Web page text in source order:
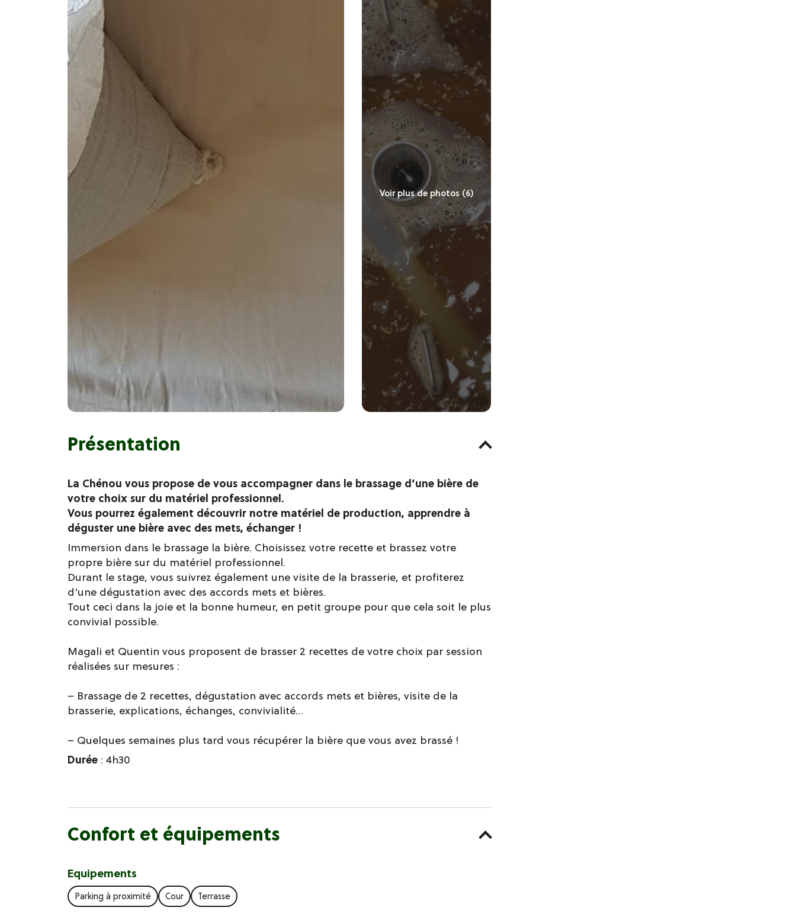
Voir plus de photos (6)
Présentation
La Chénou vous propose de vous accompagner dans le brassage d’une bière de
votre choix sur du matériel professionnel.
Vous pourrez également découvrir notre matériel de production, apprendre à
déguster une bière avec des mets, échanger !
Immersion dans le brassage la bière. Choisissez votre recette et brassez votre
propre bière sur du matériel professionnel.
Durant le stage, vous suivrez également une visite de la brasserie, et profiterez
d'une dégustation avec des accords mets et bières.
Tout ceci dans la joie et la bonne humeur, en petit groupe pour que cela soit le plus
convivial possible.
Magali et Quentin vous proposent de brasser 2 recettes de votre choix par session
réalisées sur mesures :
– Brassage de 2 recettes, dégustation avec accords mets et bières, visite de la
brasserie, explications, échanges, convivialité…
– Quelques semaines plus tard vous récupérer la bière que vous avez brassé !
Durée : 4h30
Confort et équipements
Equipements
Parking à proximité Cour Terrasse